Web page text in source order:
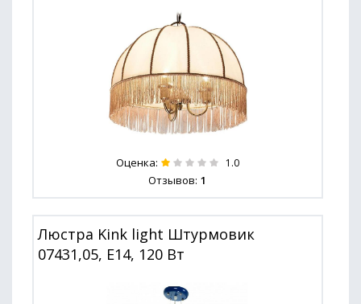
Оценка: 1.0
Отзывов: 1
Люстра Kink light Штурмовик
07431,05, E14, 120 Вт